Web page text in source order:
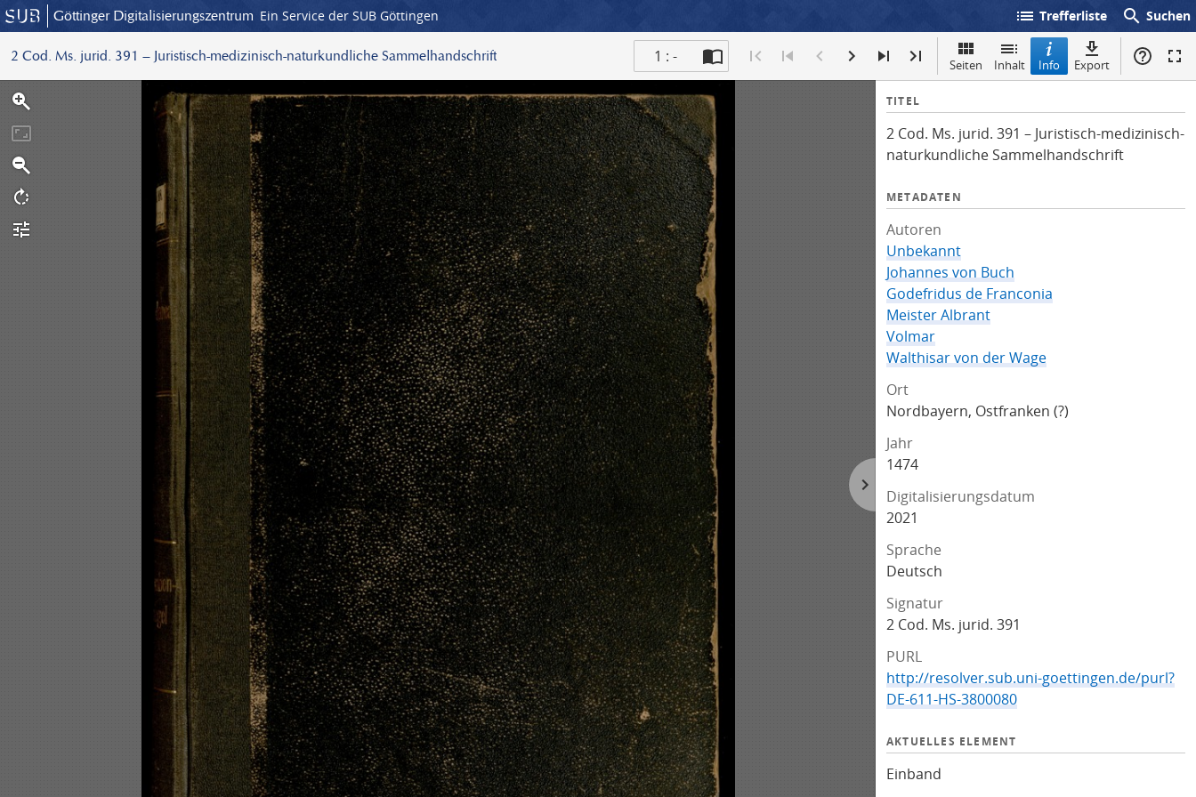
Göttinger Digitalisierungszentrum Ein Service der SUB Göttingen list Trefferliste search Suchen
2 Cod. Ms. jurid. 391 – Juristisch-medizinisch-naturkundliche Sammelhandschrift 1 : - Seiten Inhalt Info Export
I
f
o
TITEL
2 Cod. Ms. jurid. 391 – Juristisch-medizinisch-
naturkundliche Sammelhandschrift
METADATEN
Autoren
Unbekannt
Johannes von Buch
Godefridus de Franconia
Meister Albrant
Volmar
Walthisar von der Wage
Ort
Nordbayern, Ostfranken (?)
Jahr
1474
Digitalisierungsdatum
2021
Sprache
Deutsch
Signatur
2 Cod. Ms. jurid. 391
PURL
http://resolver.sub.uni-goettingen.de/purl?
DE-611-HS-3800080
AKTUELLES ELEMENT
Einband